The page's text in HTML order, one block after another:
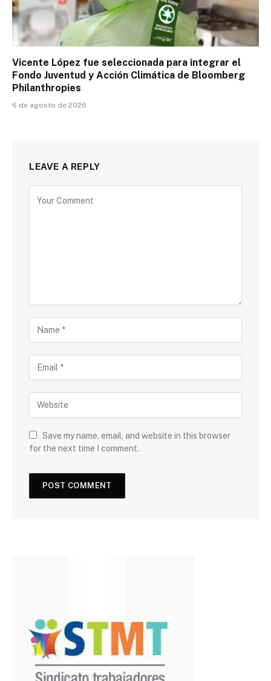
Vicente López fue seleccionada para integrar el
Fondo Juventud y Acción Climática de Bloomberg
Philanthropies
6 de agosto de 2026
LEAVE A REPLY
Save my name, email, and website in this browser
for the next time I comment.